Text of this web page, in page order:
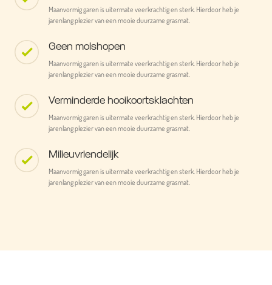
Maanvormig garen is uitermate veerkrachtig en sterk. Hierdoor heb je
jarenlang plezier van een mooie duurzame grasmat.
Geen molshopen
Maanvormig garen is uitermate veerkrachtig en sterk. Hierdoor heb je
jarenlang plezier van een mooie duurzame grasmat.
Verminderde hooikoortsklachten
Maanvormig garen is uitermate veerkrachtig en sterk. Hierdoor heb je
jarenlang plezier van een mooie duurzame grasmat.
Milieuvriendelijk
Maanvormig garen is uitermate veerkrachtig en sterk. Hierdoor heb je
jarenlang plezier van een mooie duurzame grasmat.